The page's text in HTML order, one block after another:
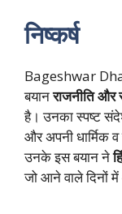
निष्कर्ष
Bageshwar
बयानराजनीति और
है। उनका स्पष्ट
और अपनी धार्मिक
उनके इस बयान ने
जो आने वाले दिनों